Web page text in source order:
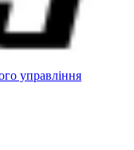
управління